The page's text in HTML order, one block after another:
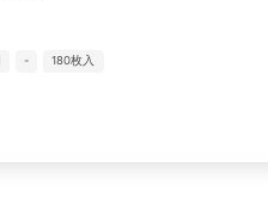
- 180枚入